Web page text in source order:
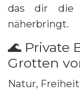
das dir die
näherbringt.
🌊 Private
Grotten
Natur,